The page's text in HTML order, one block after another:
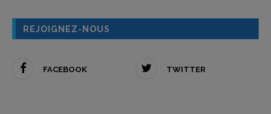
REJOIGNEZ-NOUS
FACEBOOK TWITTER